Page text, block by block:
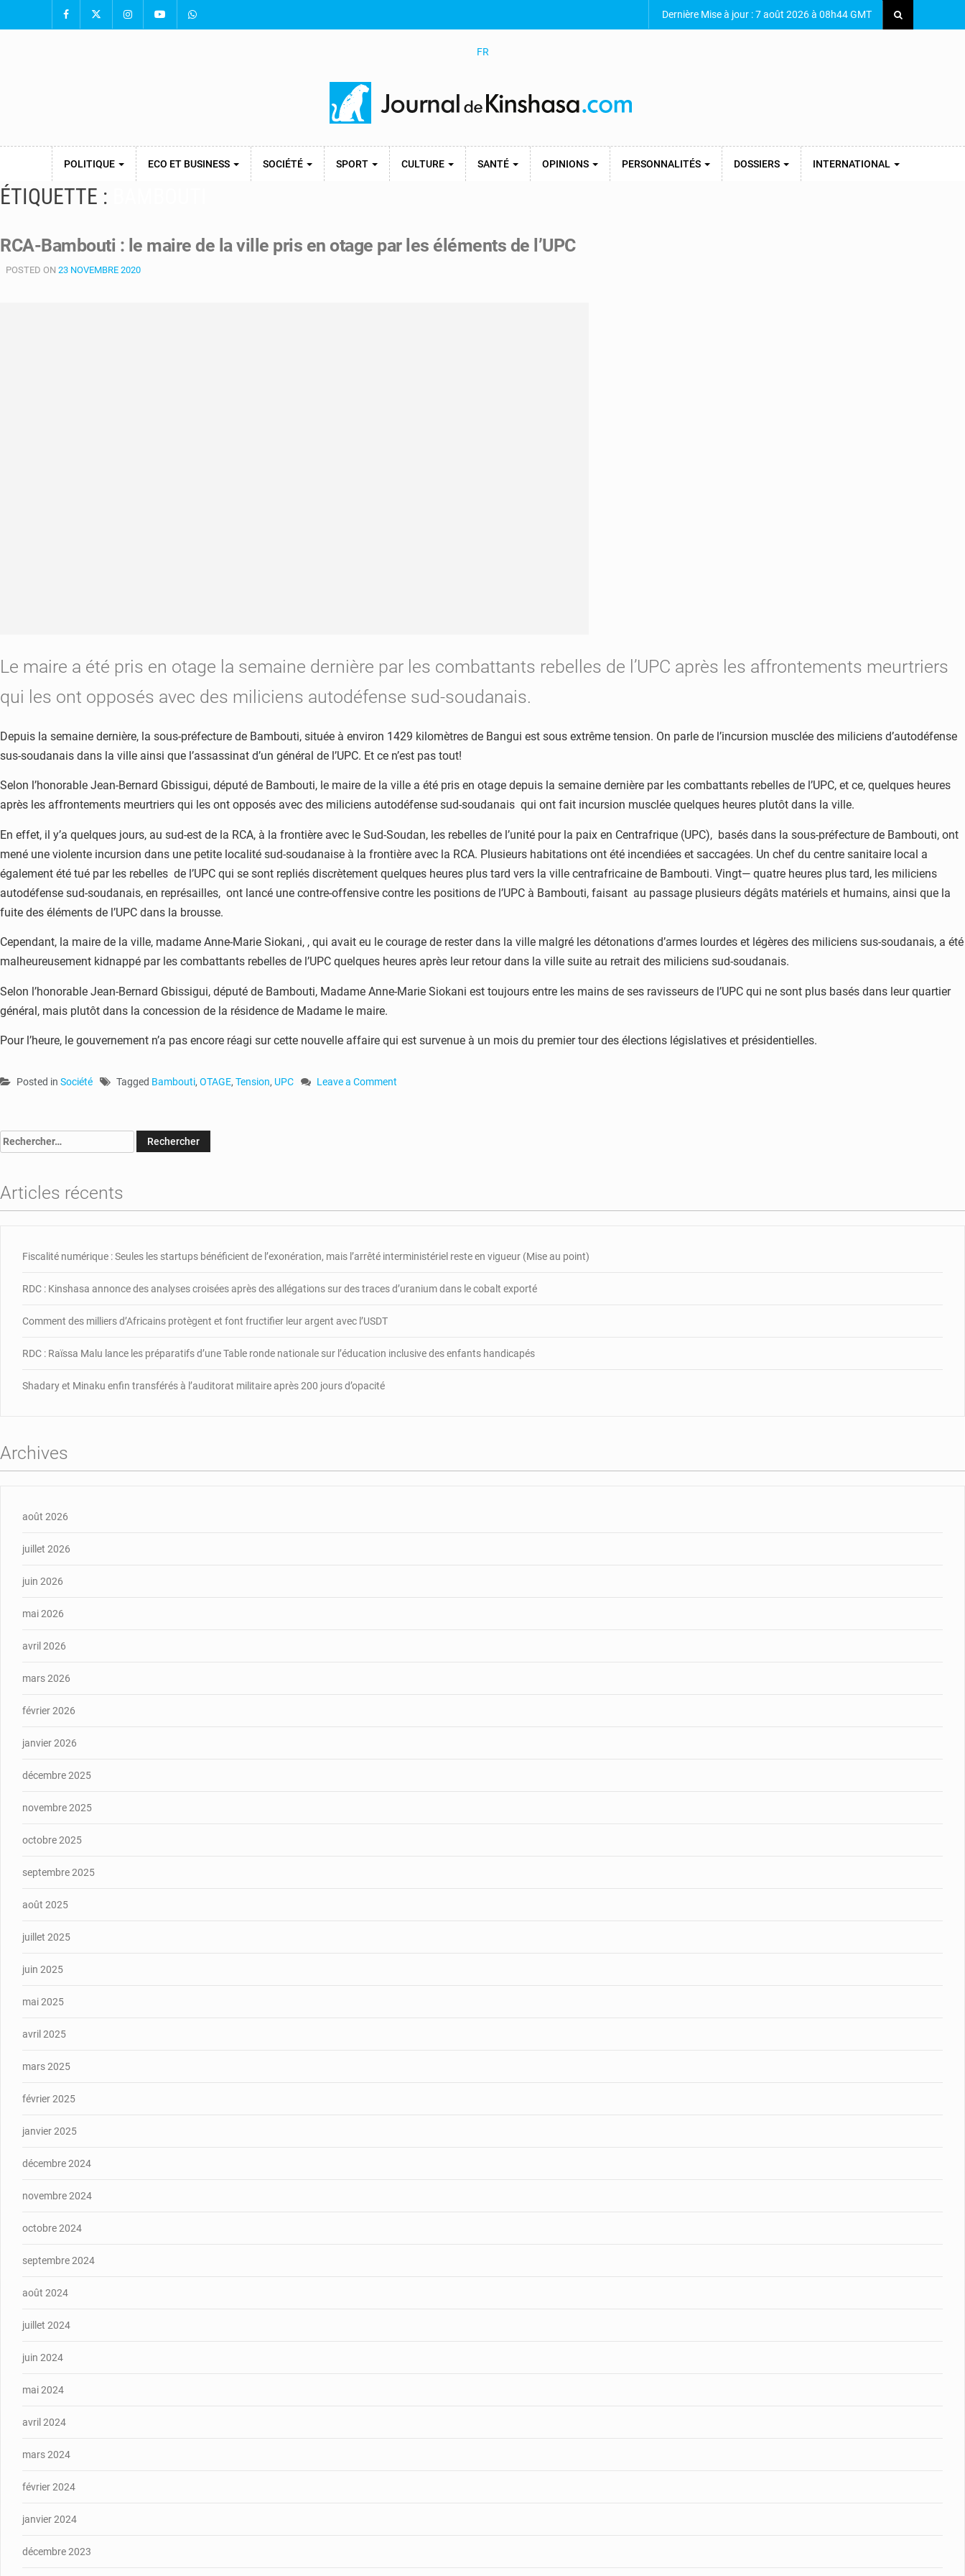
Dernière Mise à jour : 7 août 2026 à 08h44 GMT
FR
POLITIQUE ECO ET BUSINESS SOCIÉTÉ SPORT CULTURE SANTÉ OPINIONS PERSONNALITÉS DOSSIERS INTERNATIONAL
ÉTIQUETTE :
RCA-Bambouti : le maire de la ville pris en otage par les éléments de l’UPC
POSTED ON 23 NOVEMBRE 2020
Le maire a été pris en otage la semaine dernière par les combattants rebelles de l’UPC après les affrontements meurtriers
qui les ont opposés avec des miliciens autodéfense sud-soudanais.
Depuis la semaine dernière, la sous-préfecture de Bambouti, située à environ 1429 kilomètres de Bangui est sous extrême tension. On parle de l’incursion musclée des miliciens d’autodéfense
sus-soudanais dans la ville ainsi que l’assassinat d’un général de l’UPC. Et ce n’est pas tout!
Selon l’honorable Jean-Bernard Gbissigui, député de Bambouti, le maire de la ville a été pris en otage depuis la semaine dernière par les combattants rebelles de l’UPC, et ce, quelques heures
après les affrontements meurtriers qui les ont opposés avec des miliciens autodéfense sud-soudanais qui ont fait incursion musclée quelques heures plutôt dans la ville.
En effet, il y’a quelques jours, au sud-est de la RCA, à la frontière avec le Sud-Soudan, les rebelles de l’unité pour la paix en Centrafrique (UPC), basés dans la sous-préfecture de Bambouti, ont
mené une violente incursion dans une petite localité sud-soudanaise à la frontière avec la RCA. Plusieurs habitations ont été incendiées et saccagées. Un chef du centre sanitaire local a
également été tué par les rebelles de l’UPC qui se sont repliés discrètement quelques heures plus tard vers la ville centrafricaine de Bambouti. Vingt— quatre heures plus tard, les miliciens
autodéfense sud-soudanais, en représailles, ont lancé une contre-offensive contre les positions de l’UPC à Bambouti, faisant au passage plusieurs dégâts matériels et humains, ainsi que la
fuite des éléments de l’UPC dans la brousse.
Cependant, la maire de la ville, madame Anne-Marie Siokani, , qui avait eu le courage de rester dans la ville malgré les détonations d’armes lourdes et légères des miliciens sus-soudanais, a été
malheureusement kidnappé par les combattants rebelles de l’UPC quelques heures après leur retour dans la ville suite au retrait des miliciens sud-soudanais.
Selon l’honorable Jean-Bernard Gbissigui, député de Bambouti, Madame Anne-Marie Siokani est toujours entre les mains de ses ravisseurs de l’UPC qui ne sont plus basés dans leur quartier
général, mais plutôt dans la concession de la résidence de Madame le maire.
Pour l’heure, le gouvernement n’a pas encore réagi sur cette nouvelle affaire qui est survenue à un mois du premier tour des élections législatives et présidentielles.
Posted in Société Tagged Bambouti, OTAGE, Tension, UPC
Leave a Comment
otage
les
de
Rechercher :
Articles récents
Fiscalité numérique : Seules les startups bénéficient de l’exonération, mais l’arrêté interministériel reste en vigueur (Mise au point)
RDC : Kinshasa annonce des analyses croisées après des allégations sur des traces d’uranium dans le cobalt exporté
Comment des milliers d’Africains protègent et font fructifier leur argent avec l’USDT
RDC : Raïssa Malu lance les préparatifs d’une Table ronde nationale sur l’éducation inclusive des enfants handicapés
Shadary et Minaku enfin transférés à l’auditorat militaire après 200 jours d’opacité
Archives
août 2026
juillet 2026
juin 2026
mai 2026
avril 2026
mars 2026
février 2026
janvier 2026
décembre 2025
novembre 2025
octobre 2025
septembre 2025
août 2025
juillet 2025
juin 2025
mai 2025
avril 2025
mars 2025
février 2025
janvier 2025
décembre 2024
novembre 2024
octobre 2024
septembre 2024
août 2024
juillet 2024
juin 2024
mai 2024
avril 2024
mars 2024
février 2024
janvier 2024
décembre 2023